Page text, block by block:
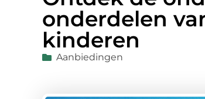
onderdelen
kinderen
Aanbiedingen